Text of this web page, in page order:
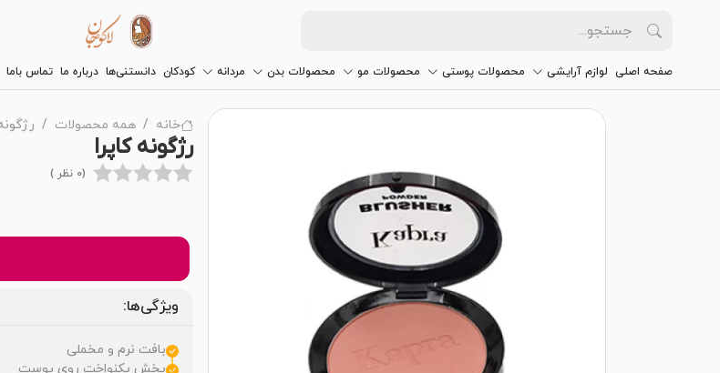
صفحه اصلی لوازم آرایشی محصولات پوستی محصولات مو محصولات بدن مردانه کودکان دانستنی‌ها درباره ما تماس باما
خانه همه محصولات
رژگونه کاپرا
(0 نظر )
ویژگی‌ها:
بافت نرم و مخملی
پخش یکنواخت روی پوست